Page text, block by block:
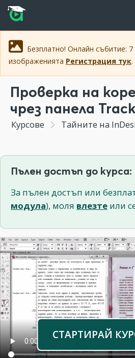
Прескочи към основното съдържание
Прескочи към навигацията
Безплатно! Онлайн събитие: 7
изображенията Регистрация тук.
Проверка на
чрез панела
Курсове Тайните на
Пълен достъп до
За пълен достъп или
модула), моля влезте или
СТАРТИРАЙ